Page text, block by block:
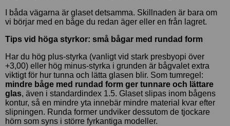
I båda vägarna är glaset detsamma. Skillnaden är bara om
vi börjar med en båge du redan äger eller en från lagret.
Tips vid höga styrkor: små bågar med rundad form
Har du hög plus-styrka (vanligt vid stark presbyopi över
+3,00) eller hög minus-styrka i grunden är bågvalet extra
viktigt för hur tunna och lätta glasen blir. Som tumregel:
mindre båge med rundad form ger tunnare och lättare
glas, även i standardindex 1.5. Glaset slipas inom bågens
kontur, så en mindre yta innebär mindre material kvar efter
slipningen. Runda former undviker dessutom de tjockare
hörn som syns i större fyrkantiga modeller.